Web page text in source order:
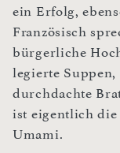
ein Erfolg,
Französisch
bürgerliche
legierte
durchdachte
ist eigentlich die
Umami.